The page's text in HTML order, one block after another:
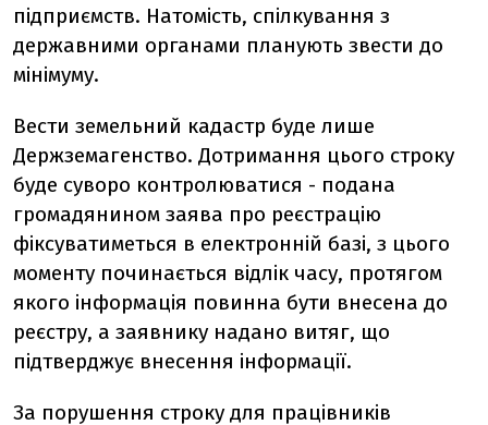
підприємств. Натомість, спілкування з
державними органами планують звести до
мінімуму.
Вести земельний кадастр буде лише
Держземагенство. Дотримання цього строку
буде суворо контролюватися - подана
громадянином заява про реєстрацію
фіксуватиметься в електронній базі, з цього
моменту починається відлік часу, протягом
якого інформація повинна бути внесена до
реєстру, а заявнику надано витяг, що
підтверджує внесення інформації.
За порушення строку для працівників